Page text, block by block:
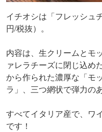
イチオシは「フレッシュ
円/税抜）。
内容は、生クリームとモ
ァレラチーズに閉じ込め
から作られた濃厚な「モ
ラ」、三つ網状で弾力の
すべてイタリア産で、ワ
です！